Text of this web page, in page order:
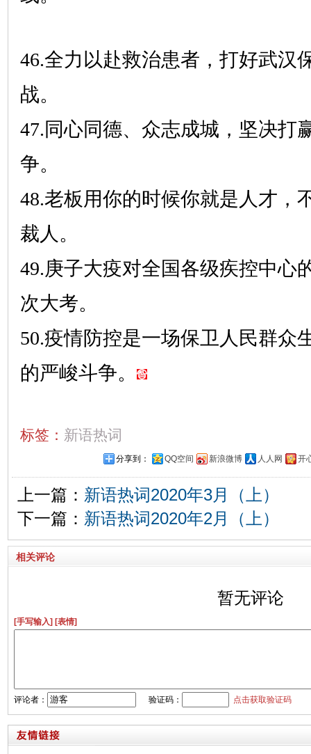
46.全力以赴救治患者，打好武汉
战。
47.同心同德、众志成城，坚决打
争。
48.老板用你的时候你就是人才，
裁人。
49.庚子大疫对全国各级疾控中心
次大考。
50.疫情防控是一场保卫人民群众
的严峻斗争。
标签： 新语热词
分享到： QQ空间 新浪微博 人人网 开
上一篇： 新语热词2020年3月（上）
下一篇： 新语热词2020年2月（上）
相关评论
暂无评论
[手写输入] [表情]
评论者： 验证码： 点击获取验证码